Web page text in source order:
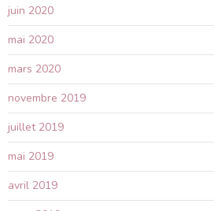
juin 2020
mai 2020
mars 2020
novembre 2019
juillet 2019
mai 2019
avril 2019